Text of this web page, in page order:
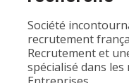
Société
recrutement
Recrutement et
spécialisé dans